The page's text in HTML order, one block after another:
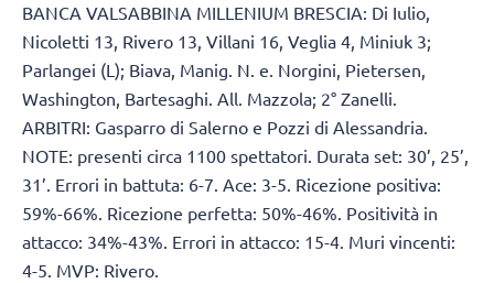
BANCA VALSABBINA MILLENIUM BRESCIA: Di Iulio,
Nicoletti 13, Rivero 13, Villani 16, Veglia 4, Miniuk 3;
Parlangei (L); Biava, Manig. N. e. Norgini, Pietersen,
Washington, Bartesaghi. All. Mazzola; 2° Zanelli.
ARBITRI: Gasparro di Salerno e Pozzi di Alessandria.
NOTE: presenti circa 1100 spettatori. Durata set: 30’, 25’,
31’. Errori in battuta: 6-7. Ace: 3-5. Ricezione positiva:
59%-66%. Ricezione perfetta: 50%-46%. Positività in
attacco: 34%-43%. Errori in attacco: 15-4. Muri vincenti:
4-5. MVP: Rivero.